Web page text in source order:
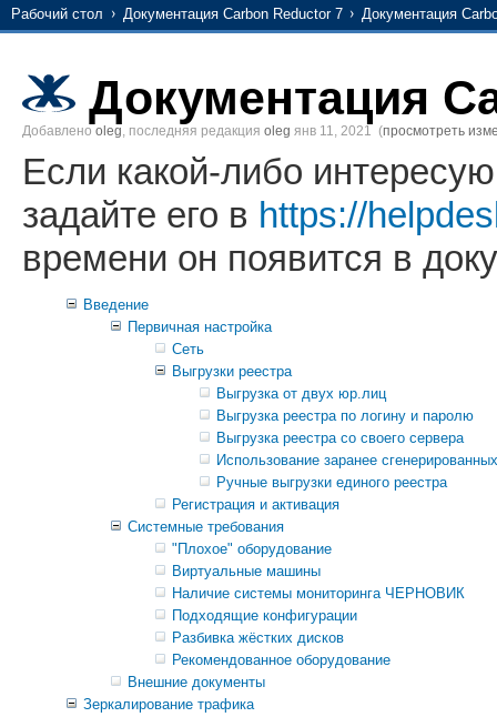
Рабочий стол Документация Carbon Reductor 7 Документация
Документация
Добавлено oleg, последняя редакция oleg янв 11, 2021 (просмотреть
Если какой-либо
задайте его в https://
времени он появится в
Введение
Первичная настройка
Сеть
Выгрузки реестра
Выгрузка от двух юр.лиц
Выгрузка реестра по логину и паролю
Выгрузка реестра со своего сервера
Использование заранее
Ручные выгрузки единого реестра
Регистрация и активация
Системные требования
"Плохое" оборудование
Виртуальные машины
Наличие системы мониторинга ЧЕРНОВИК
Подходящие конфигурации
Разбивка жёстких дисков
Рекомендованное оборудование
Внешние документы
Зеркалирование трафика